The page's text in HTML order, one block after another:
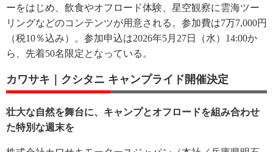
ーをはじめ、飲食やオフロード体験、星空観察に雲海ツー
リングなどのコンテンツが用意される。参加費は7万7,000円
（税10％込み）。参加申込は2026年5月27日（水）14:00か
ら、先着50名限定となっている。
カワサキ｜クシタニ キャンプライド開催決定
壮大な自然を舞台に、キャンプとオフロードを組み合わせ
た特別な週末を